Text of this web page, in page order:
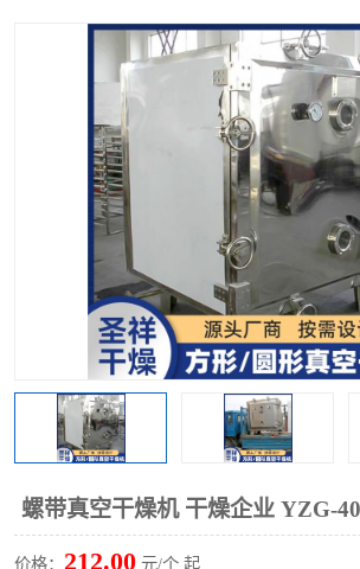
螺带真空干燥机 干燥企业 YZG-
价格： 212.00 元/个 起
粗粉碎机 带式干
单锥螺带真空干燥机 沸腾干
方形圆形真空干燥机 真空耙
热风循环烘箱 喷雾干
振动流化床干燥机 盘式干